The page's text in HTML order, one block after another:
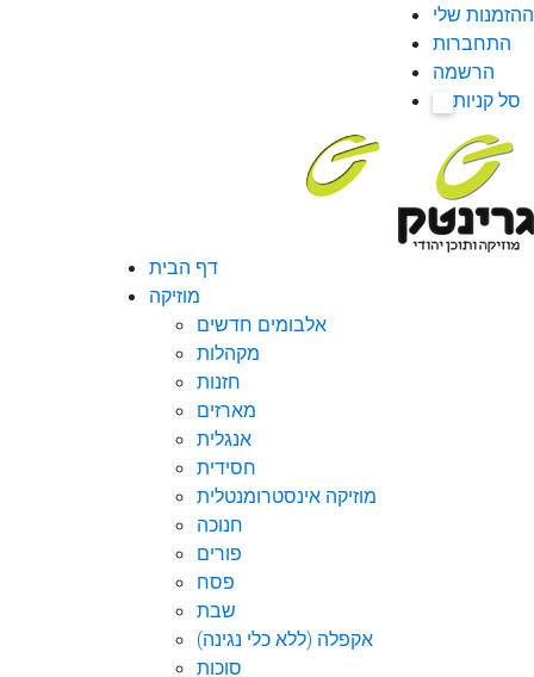
ההזמנות שלי
התחברות
הרשמה
סל קניות
דף הבית
מוזיקה
אלבומים חדשים
מקהלות
חזנות
מארזים
אנגלית
חסידית
מוזיקה אינסטרומנטלית
חנוכה
פורים
פסח
שבת
אקפלה (ללא כלי נגינה)
סוכות